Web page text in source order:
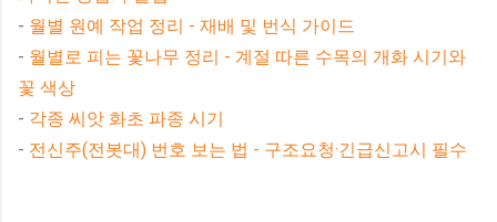
- 월별 원예 작업 정리 - 재배 및 번식 가이드
- 월별로 피는 꽃나무 정리 - 계절 따른 수목의 개화 시기와
꽃 색상
- 각종 씨앗 화초 파종 시기
- 전신주(전봇대) 번호 보는 법 - 구조요청·긴급신고시 필수